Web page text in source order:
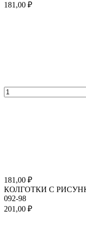
181,00 ₽
181,00 ₽
КОЛГОТКИ С
092-98
201,00 ₽